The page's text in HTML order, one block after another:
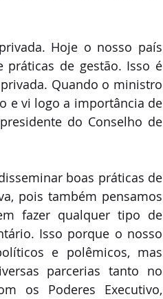
Hoje o nosso país
práticas de gestão. Isso é
Quando o ministro
e vi logo a importância de
presidente do Conselho de
boas práticas de
pois também pensamos
fazer qualquer tipo de
Isso porque o nosso
e polêmicos, mas
parcerias tanto no
os Poderes Executivo,